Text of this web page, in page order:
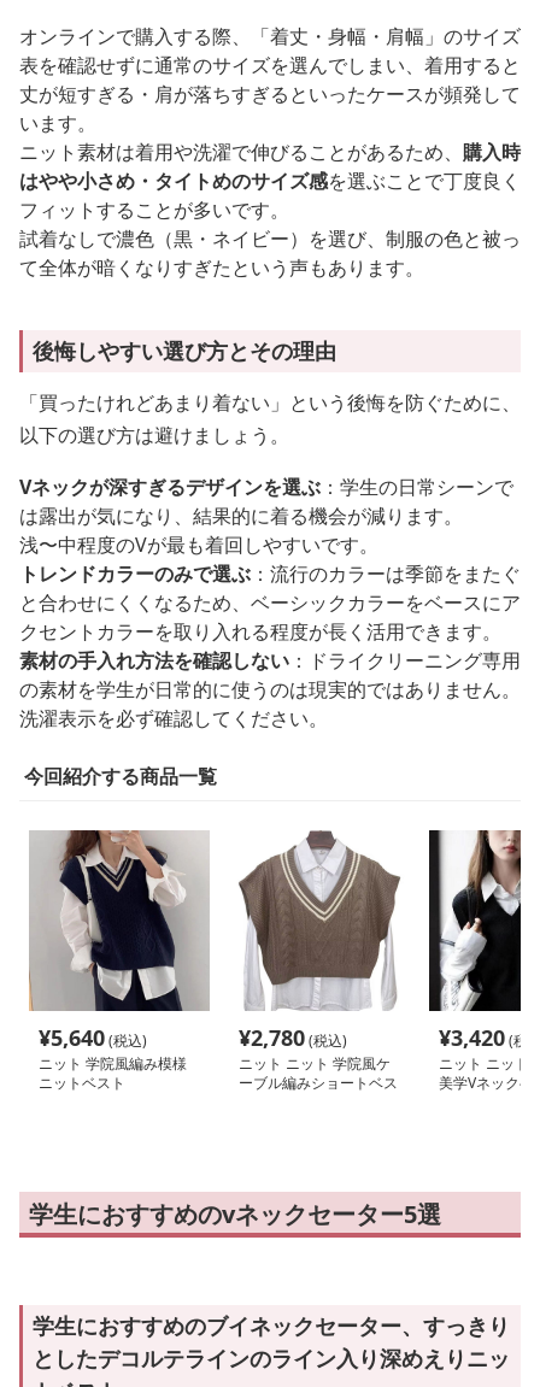
オンラインで購入する際、「着丈・身幅・肩幅」のサイズ
表を確認せずに通常のサイズを選んでしまい、着用すると
丈が短すぎる・肩が落ちすぎるといったケースが頻発して
います。
ニット素材は着用や洗濯で伸びることがあるため、 購入時
はやや小さめ・タイトめのサイズ感を選ぶことで丁度良く
フィットすることが多いです。
試着なしで濃色（黒・ネイビー）を選び、制服の色と被っ
て全体が暗くなりすぎたという声もあります。
後悔しやすい選び方とその理由
「買ったけれどあまり着ない」という後悔を防ぐために、
以下の選び方は避けましょう。
Vネックが深すぎるデザインを選ぶ ：学生の日常シーンで
は露出が気になり、結果的に着る機会が減ります。
浅〜中程度のVが最も着回しやすいです。
トレンドカラーのみで選ぶ ：流行のカラーは季節をまたぐ
と合わせにくくなるため、ベーシックカラーをベースにア
クセントカラーを取り入れる程度が長く活用できます。
素材の手入れ方法を確認しない ：ドライクリーニング専用
の素材を学生が日常的に使うのは現実的ではありません。
洗濯表示を必ず確認してください。
今回紹介する商品一覧
¥5,640(税込)
ニット 学院風編み模様
ニットベスト
¥2,780(税込)
ニット ニット 学院風ケ
ーブル編みショートベス
¥3,420(税
ニット ニット
美学Vネックベ
学生におすすめのvネックセーター5選
学生におすすめのブイネックセーター、すっきり
としたデコルテラインのライン入り深めえりニッ